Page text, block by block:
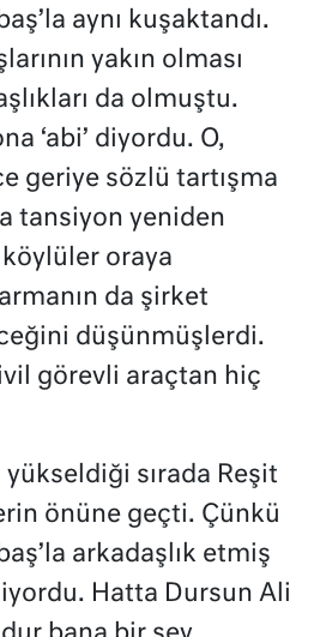
aynı kuşaktandı.
yakın olması
da olmuştu.
‘abi’ diyordu. O,
geriye sözlü tartışma
tansiyon yeniden
oraya
da şirket
düşünmüşlerdi.
görevli araçtan hiç
sırada Reşit
önüne geçti. Çünkü
arkadaşlık etmiş
Hatta Dursun Ali